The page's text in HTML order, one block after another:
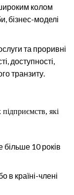
колом
бізнес-моделі
та проривні
доступності,
транзиту.
які
більше 10 років
в країні-члені